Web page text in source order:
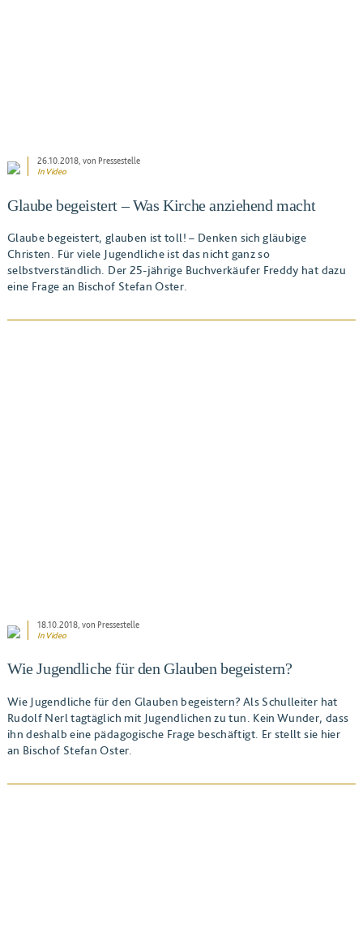
26.10.2018, von Pressestelle
In Video
Glaube begeistert – Was Kirche anziehend macht
Glaube begeistert, glauben ist toll! – Denken sich gläubige
Christen. Für viele Jugendliche ist das nicht ganz so
selbstverständlich. Der 25-jährige Buchverkäufer Freddy hat dazu
eine Frage an Bischof Stefan Oster.
18.10.2018, von Pressestelle
In Video
Wie Jugendliche für den Glauben begeistern?
Wie Jugendliche für den Glauben begeistern? Als Schulleiter hat
Rudolf Nerl tagtäglich mit Jugendlichen zu tun. Kein Wunder, dass
ihn deshalb eine pädagogische Frage beschäftigt. Er stellt sie hier
an Bischof Stefan Oster.